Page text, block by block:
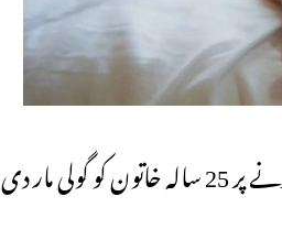
شادی کی پیشکش قبول نہ کرنے پر 25 سالہ خاتون کو گولی مار دی